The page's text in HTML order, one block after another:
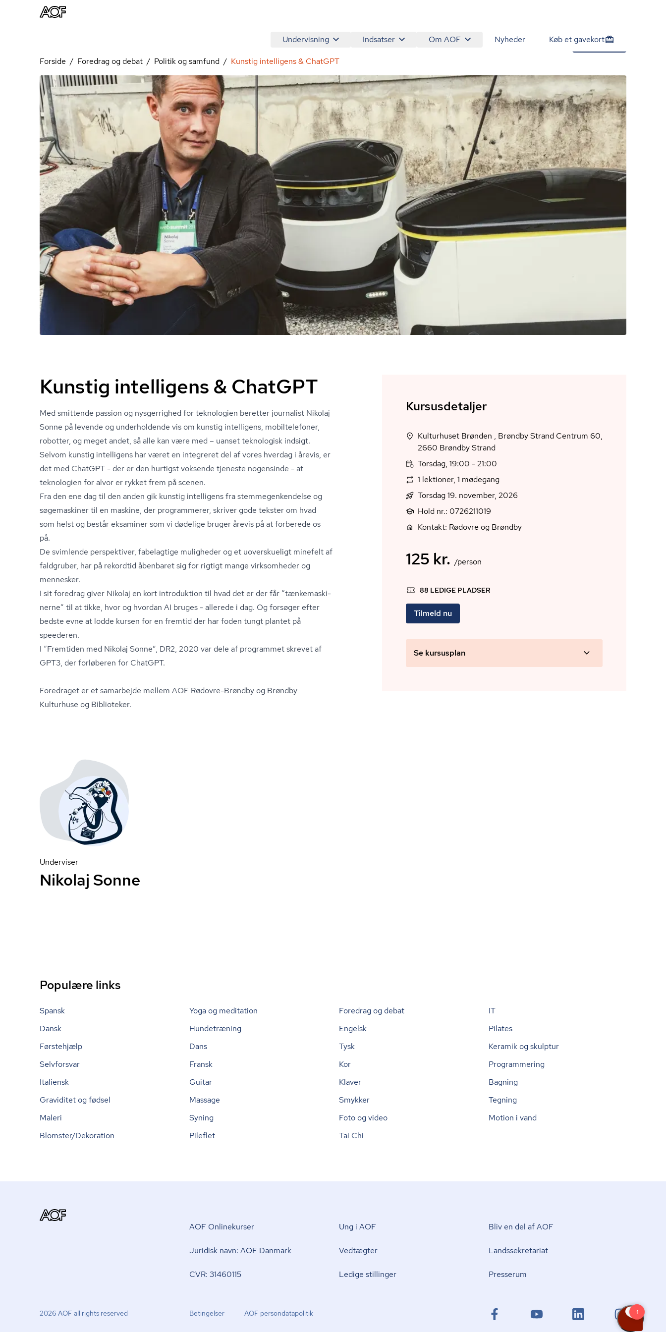
Undervisning Indsatser Om AOF Nyheder Køb et gavekort
Forside Foredrag og debat Politik og samfund Kunstig intelligens & ChatGPT
125 kr. /person Tilmeld nu
Kunstig intelligens & ChatGPT
Med smittende passion og nysgerrighed for teknologien beretter journalist Nikolaj
Sonne på levende og underholdende vis om kunstig intelligens, mobiltelefoner,
robotter, og meget andet, så alle kan være med – uanset teknologisk indsigt.
Selvom kunstig intelligens har været en integreret del af vores hverdag i årevis, er
det med ChatGPT - der er den hurtigst voksende tjeneste nogensinde - at
teknologien for alvor er rykket frem på scenen.
Fra den ene dag til den anden gik kunstig intelligens fra stem­me­gen­ken­del­se og
søgemaskiner til en maskine, der programmerer, skriver gode tekster om hvad
som helst og består eksaminer som vi dødelige bruger årevis på at forberede os
på.
De svimlende perspektiver, fabelagtige muligheder og et uoverskueligt minefelt af
faldgruber, har på rekordtid åbenbaret sig for rigtigt mange virksomheder og
mennesker.
I sit foredrag giver Nikolaj en kort introduktion til hvad det er der får “tæn­ke­ma­ski­
ner­ne” til at tikke, hvor og hvordan AI bruges - allerede i dag. Og forsøger efter
bedste evne at lodde kursen for en fremtid der har foden tungt plantet på
speederen.
I “Fremtiden med Nikolaj Sonne”, DR2, 2020 var dele af programmet skrevet af
GPT3, der forløberen for ChatGPT.
Foredraget er et samarbejde mellem AOF Rødovre-Brøndby og Brøndby
Kulturhuse og Biblioteker.
Kursusdetaljer
Kulturhuset Brønden , Brøndby Strand Centrum 60,
2660 Brøndby Strand
Torsdag, 19:00 - 21:00
1 lektioner, 1 mødegang
Torsdag 19. november, 2026
Hold nr.: 0726211019
Kontakt: Rødovre og Brøndby
125 kr. /person
88 LEDIGE PLADSER
Tilmeld nu
Se kursusplan
Underviser
Nikolaj Sonne
Populære links
Spansk Yoga og meditation Foredrag og debat
IT
Dansk
Hundetræning Engelsk
Pilates
Førstehjælp
Dans Tysk
Keramik og skulptur
Selvforsvar
Fransk Kor
Programmering
Italiensk
Guitar Klaver
Bagning
Graviditet og fødsel
Massage Smykker
Tegning
Maleri
Syning Foto og video
Motion i vand
Blomster/Dekoration
Pileflet Tai Chi
AOF Onlinekurser
Juridisk navn: AOF Danmark
CVR: 31460115
Ung i AOF
Vedtægter
Ledige stillinger
Bliv en del af AOF
Lands­se­kre­ta­ri­at
Presserum
2026 AOF all rights reserved Betingelser
AOF per­son­da­ta­po­li­tik
instagram.com